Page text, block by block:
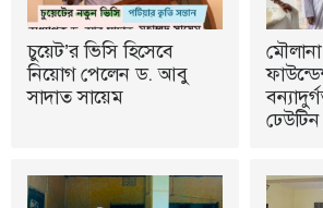
চুয়েট’র ভিসি হিসেবে
নিয়োগ পেলেন ড. আবু
সাদাত সায়েম